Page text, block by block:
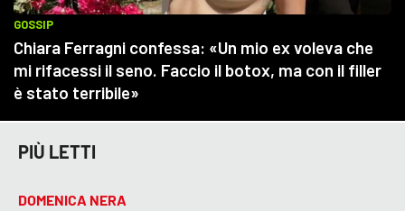
PIÙ LETTI
DOMENICA NERA